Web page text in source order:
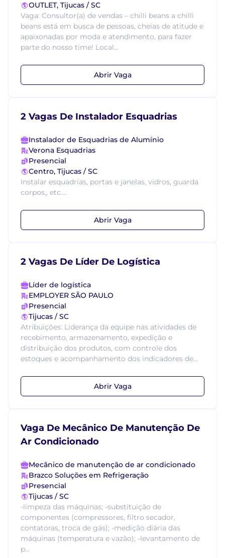
OUTLET, Tijucas / SC
Vaga: Consultor(a) de vendas – chilli beans a chilli
beans está em busca de pessoas, cheias de atitude e
apaixonadas por moda e atendimento, para fazer
parte do nosso time! Local...
Abrir Vaga
2 Vagas De Instalador Esquadrias
Instalador de Esquadrias de Alumínio
Verona Esquadrias
Presencial
Centro, Tijucas / SC
Instalar esquadrias, portas e janelas, vidros, guarda
corpos,, etc....
Abrir Vaga
2 Vagas De Líder De Logística
Líder de logística
EMPLOYER SÃO PAULO
Presencial
Tijucas / SC
Atribuições: Liderança da equipe nas atividades de
recebimento, armazenamento, expedição e
distribuição dos produtos, com controle dos
estoques e acompanhamento dos indicadores de...
Abrir Vaga
Vaga De Mecânico De Manutenção De
Ar Condicionado
Mecânico de manutenção de ar condicionado
Brazco Soluções em Refrigeração
Presencial
Tijucas / SC
-limpeza das máquinas; -substituição de
componentes (compressores, filtro secador,
contatoras, troca de gás); -medição diária das
máquinas (temperatura e vazão); -levantamento de
p...